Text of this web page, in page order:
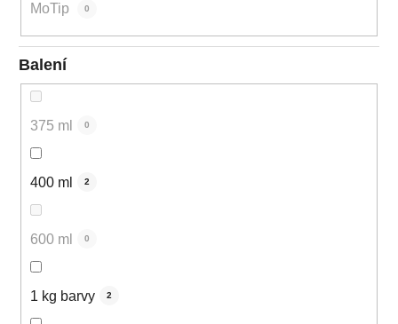
MoTip 0
Balení
375 ml 0
400 ml 2
600 ml 0
1 kg barvy 2